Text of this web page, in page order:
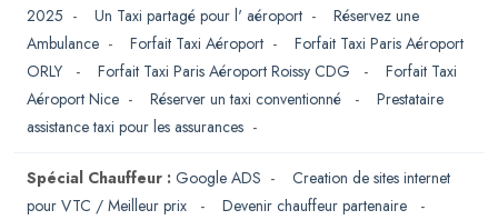
2025 - Un Taxi partagé pour l' aéroport - Réservez une
Ambulance - Forfait Taxi Aéroport - Forfait Taxi Paris Aéroport
ORLY
- Forfait Taxi Paris Aéroport Roissy CDG - Forfait Taxi
Aéroport Nice - Réserver un taxi conventionné - Prestataire
assistance taxi pour les assurances -
Spécial Chauffeur : Google ADS - Creation de sites internet
pour VTC / Meilleur prix
- Devenir chauffeur partenaire
-